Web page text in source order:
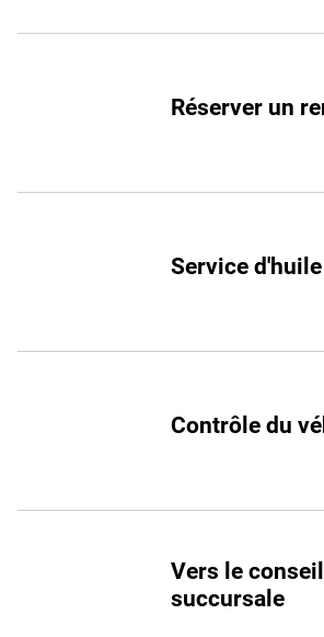
Réserver un
Service d'huile
Contrôle du
Vers le
succursale